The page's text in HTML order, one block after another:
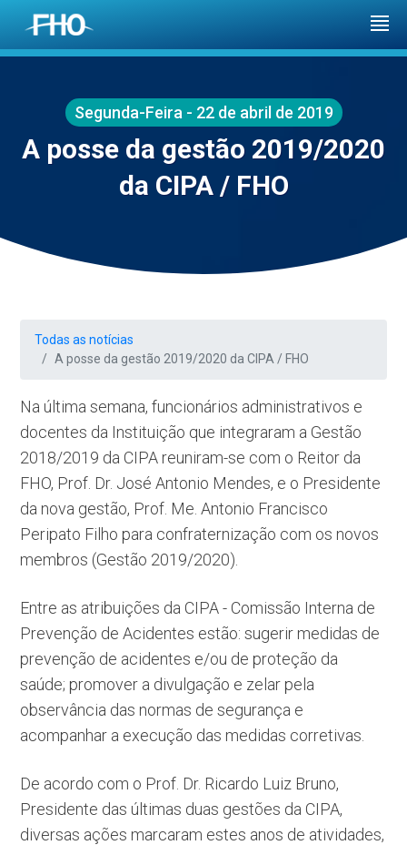
Segunda-Feira - 22 de abril de 2019
A posse da gestão 2019/2020
da CIPA / FHO
Todas as notícias
A posse da gestão 2019/2020 da CIPA / FHO
Na última semana, funcionários administrativos e
docentes da Instituição que integraram a Gestão
2018/2019 da CIPA reuniram-se com o Reitor da
FHO, Prof. Dr. José Antonio Mendes, e o Presidente
da nova gestão, Prof. Me. Antonio Francisco
Peripato Filho para confraternização com os novos
membros (Gestão 2019/2020).
Entre as atribuições da CIPA - Comissão Interna de
Prevenção de Acidentes estão: sugerir medidas de
prevenção de acidentes e/ou de proteção da
saúde; promover a divulgação e zelar pela
observância das normas de segurança e
acompanhar a execução das medidas corretivas.
De acordo com o Prof. Dr. Ricardo Luiz Bruno,
Presidente das últimas duas gestões da CIPA,
diversas ações marcaram estes anos de atividades,